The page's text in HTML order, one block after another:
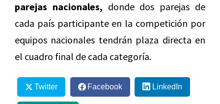
parejas nacionales, donde dos parejas de
cada país participante en la competición por
equipos nacionales tendrán plaza directa en
el cuadro final de cada categoría.
Twitter Facebook LinkedIn